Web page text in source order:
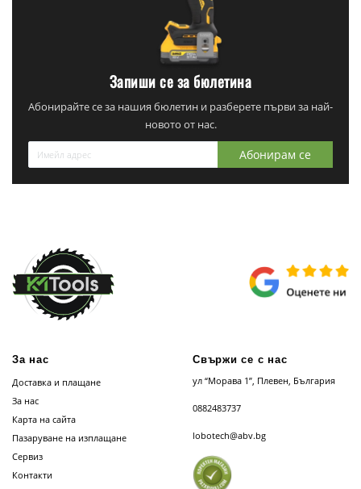
Запиши се за бюлетина
Абонирайте се за нашия бюлетин и разберете първи за най-
новото от нас.
Абонирам се
За нас
Доставка и плащане
За нас
Карта на сайта
Пазаруване на изплащане
Сервиз
Контакти
Свържи се с нас
ул “Морава 1”, Плевен, България
0882483737
lobotech@abv.bg